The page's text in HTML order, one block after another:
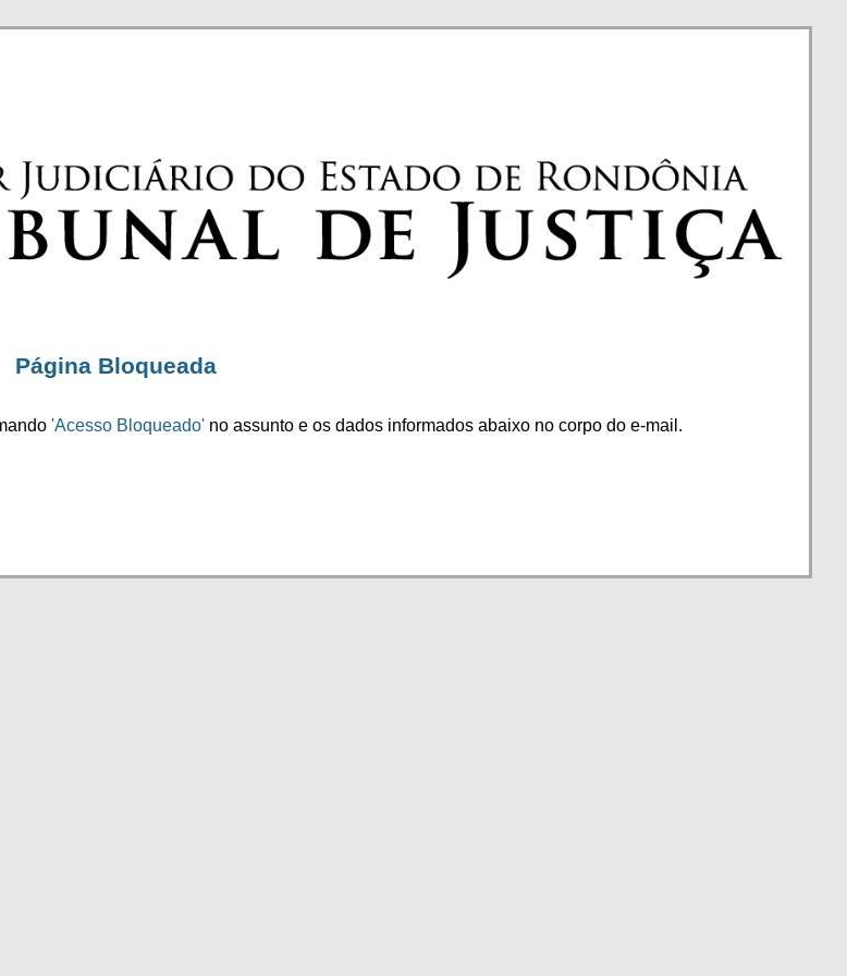
Página Bloqueada
'Acesso Bloqueado' no assunto e os dados informados abaixo no corpo do e-mail.